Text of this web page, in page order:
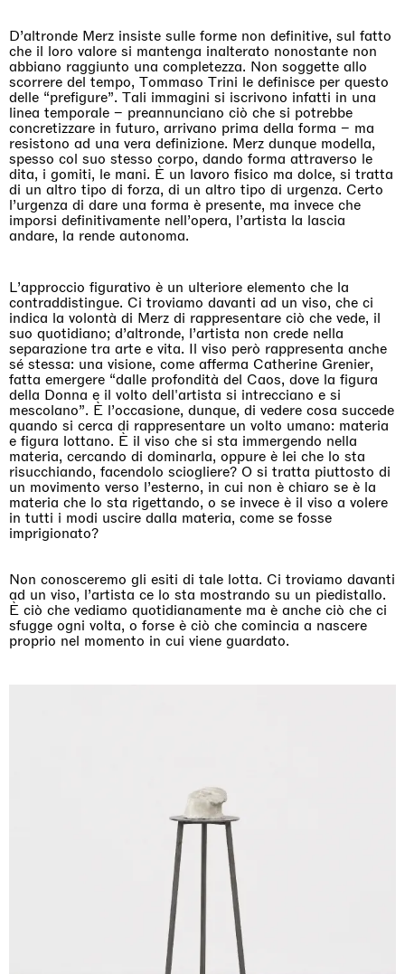
D’altronde Merz insiste sulle forme non definitive, sul fatto
che il loro valore si mantenga inalterato nonostante non
abbiano raggiunto una completezza. Non soggette allo
scorrere del tempo, Tommaso Trini le definisce per questo
delle “prefigure”. Tali immagini si iscrivono infatti in una
linea temporale – preannunciano ciò che si potrebbe
concretizzare in futuro, arrivano prima della forma – ma
resistono ad una vera definizione. Merz dunque modella,
spesso col suo stesso corpo, dando forma attraverso le
dita, i gomiti, le mani. È un lavoro fisico ma dolce, si tratta
di un altro tipo di forza, di un altro tipo di urgenza. Certo
l’urgenza di dare una forma è presente, ma invece che
imporsi definitivamente nell’opera, l’artista la lascia
andare, la rende autonoma.
L’approccio figurativo è un ulteriore elemento che la
contraddistingue. Ci troviamo davanti ad un viso, che ci
indica la volontà di Merz di rappresentare ciò che vede, il
suo quotidiano; d’altronde, l’artista non crede nella
separazione tra arte e vita. Il viso però rappresenta anche
sé stessa: una visione, come afferma Catherine Grenier,
fatta emergere “dalle profondità del Caos, dove la figura
della Donna e il volto dell'artista si intrecciano e si
mescolano”. È l’occasione, dunque, di vedere cosa succede
quando si cerca di rappresentare un volto umano: materia
e figura lottano. È il viso che si sta immergendo nella
materia, cercando di dominarla, oppure è lei che lo sta
risucchiando, facendolo sciogliere? O si tratta piuttosto di
un movimento verso l’esterno, in cui non è chiaro se è la
materia che lo sta rigettando, o se invece è il viso a volere
in tutti i modi uscire dalla materia, come se fosse
imprigionato?
Non conosceremo gli esiti di tale lotta. Ci troviamo davanti
ad un viso, l’artista ce lo sta mostrando su un piedistallo.
È ciò che vediamo quotidianamente ma è anche ciò che ci
sfugge ogni volta, o forse è ciò che comincia a nascere
proprio nel momento in cui viene guardato.